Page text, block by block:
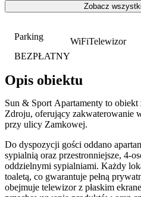
Parking
BEZPŁATNY
WiFiTelewizor
Opis obiektu
Sun & Sport Apartamenty to
Zdroju, oferujący zakwaterowanie
przy ulicy Zamkowej.
Do dyspozycji gości oddano
sypialnią oraz przestronniejsze, 4-
oddzielnymi sypialniami. Każdy
toaletą, co gwarantuje pełną
obejmuje telewizor z płaskim
Zobacz